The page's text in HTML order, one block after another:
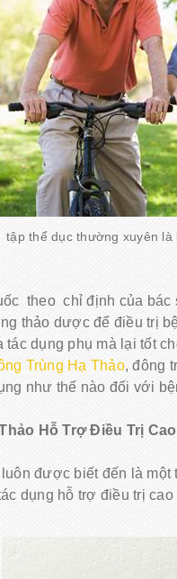
tập thể dục thường xuyên
theo chỉ định của
thảo dược để điều trị
tác dụng phụ mà lại tốt
Trùng Hạ Thảo, đông
như thế nào đối với
Hỗ Trợ Điều Trị
được biết đến là
dụng hỗ trợ điều trị cao